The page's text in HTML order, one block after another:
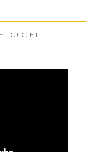
DU CIEL